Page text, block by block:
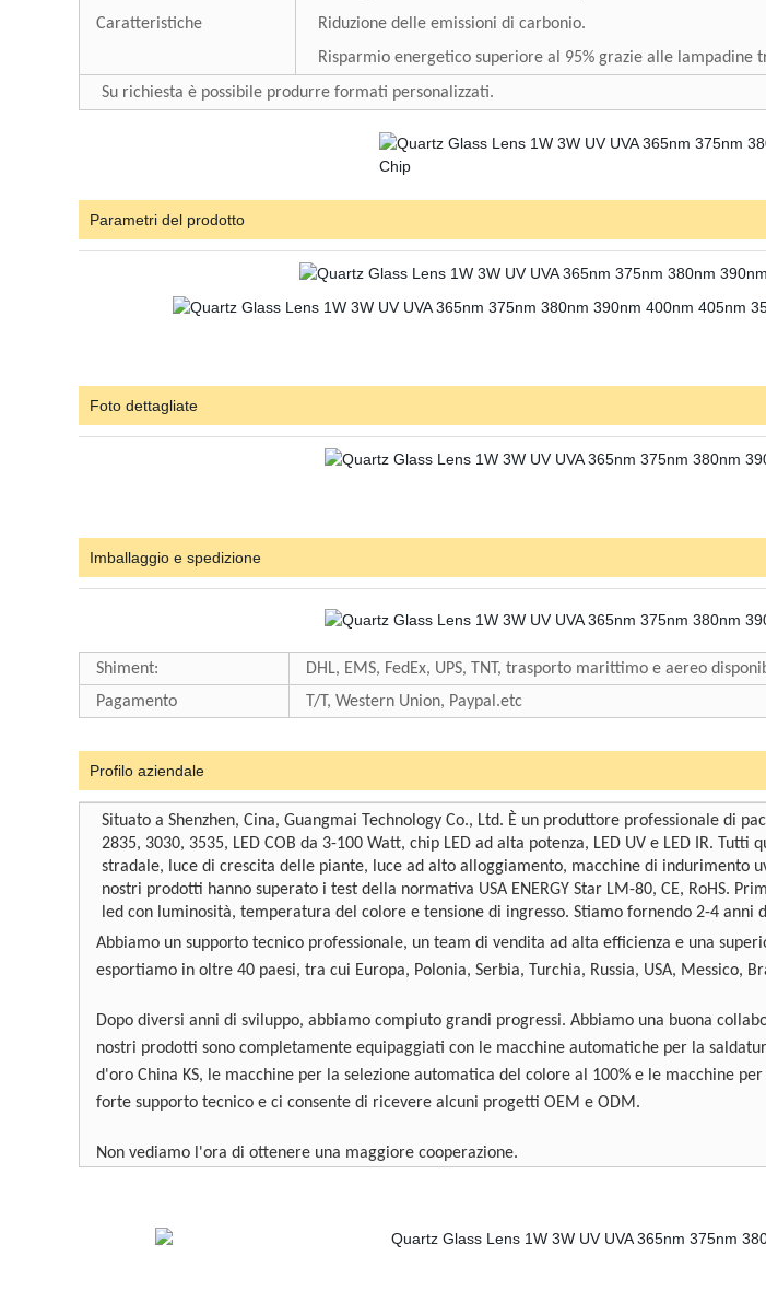
Caratteristiche
Riduzione delle emissioni di carbonio.
Risparmio energetico superiore al 95% grazie alle
Su richiesta è possibile produrre formati personalizzati.
Parametri del prodotto
Foto dettagliate
Imballaggio e spedizione
Shiment:
DHL, EMS, FedEx, UPS, TNT, trasporto marittimo e aereo
Pagamento
T/T, Western Union, Paypal.etc
Profilo aziendale
Situato a Shenzhen, Cina, Guangmai Technology Co., Ltd. È un produttore professionale di
2835, 3030, 3535, LED COB da 3-100 Watt, chip LED ad alta potenza, LED UV e LED IR.
stradale, luce di crescita delle piante, luce ad alto alloggiamento, macchine di indurimento
nostri prodotti hanno superato i test della normativa USA ENERGY Star LM-80, CE, RoHS.
led con luminosità, temperatura del colore e tensione di ingresso. Stiamo fornendo 2-4 anni
Abbiamo un supporto tecnico professionale, un team di vendita ad alta efficienza e una
esportiamo in oltre 40 paesi, tra cui Europa, Polonia, Serbia, Turchia, Russia, USA, Messico,
Dopo diversi anni di sviluppo, abbiamo compiuto grandi progressi. Abbiamo una buona
nostri prodotti sono completamente equipaggiati con le macchine automatiche per la
d'oro China KS, le macchine per la selezione automatica del colore al 100% e le macchine
forte supporto tecnico e ci consente di ricevere alcuni progetti OEM e ODM.
Non vediamo l'ora di ottenere una maggiore cooperazione.